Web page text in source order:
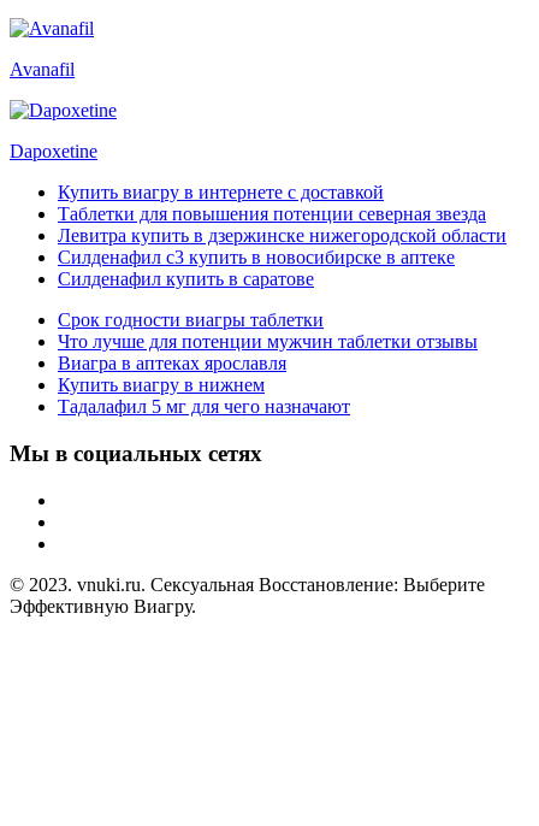
Avanafil
Dapoxetine
Купить виагру в интернете с доставкой
Таблетки для повышения потенции северная звезда
Левитра купить в дзержинске нижегородской области
Силденафил с3 купить в новосибирске в аптеке
Силденафил купить в саратове
Срок годности виагры таблетки
Что лучше для потенции мужчин таблетки отзывы
Виагра в аптеках ярославля
Купить виагру в нижнем
Тадалафил 5 мг для чего назначают
Мы в социальных сетях
© 2023. vnuki.ru. Сексуальная Восстановление: Выберите
Эффективную Виагру.